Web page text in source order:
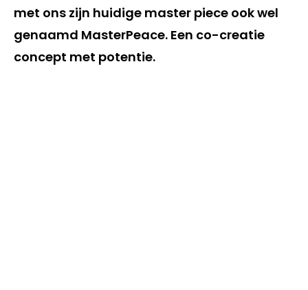
met ons zijn huidige master piece ook wel
genaamd MasterPeace. Een co-creatie
concept met potentie.